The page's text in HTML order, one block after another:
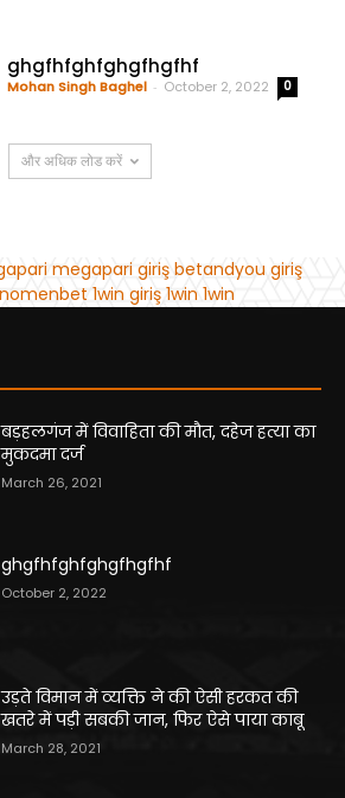
बड़हलगंज में विवाहिता की मौत, दहेज हत्या का
मुकदमा दर्ज
March 26, 2021
ghgfhfghfghgfhgfhf
October 2, 2022
उड़ते विमान में व्यक्ति ने की ऐसी हरकत की
खतरे में पड़ी सबकी जान, फिर ऐसे पाया काबू
March 28, 2021